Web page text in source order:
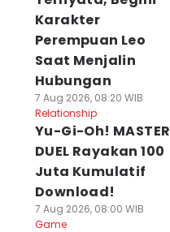
Karakter
Perempuan Leo
Saat Menjalin
Hubungan
7 Aug 2026, 08:20 WIB
Relationship
Yu-Gi-Oh! MASTER
DUEL Rayakan 100
Juta Kumulatif
Download!
7 Aug 2026, 08:00 WIB
Game